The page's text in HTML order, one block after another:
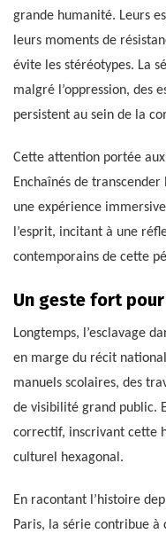
grande humanité. Leurs
leurs moments de
évite les stéréotypes. La
malgré l’oppression, des
persistent au sein de la
Cette attention portée
Enchaînés de
une expérience
l’esprit, incitant à une
contemporains de cette
Un geste fort
Longtemps, l’esclavage
en marge du récit
manuels scolaires, des
de visibilité grand public.
correctif, inscrivant cette
culturel hexagonal.
En racontant l’histoire
Paris, la série contribue